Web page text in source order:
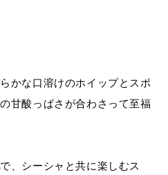
かな口溶けのホイップとスポ
甘酸っぱさが合わさって至福
で、シーシャと共に楽しむス